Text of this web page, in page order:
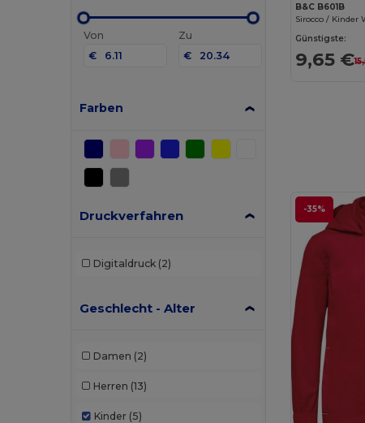
Von
€
Zu
€
Farben
Druckverfahren
Digitaldruck (2)
Geschlecht - Alter
Damen (2)
Herren (13)
Kinder (5)
B&C B601B
Sirocco / Kinder
Günstigste:
9,65 €
-35%